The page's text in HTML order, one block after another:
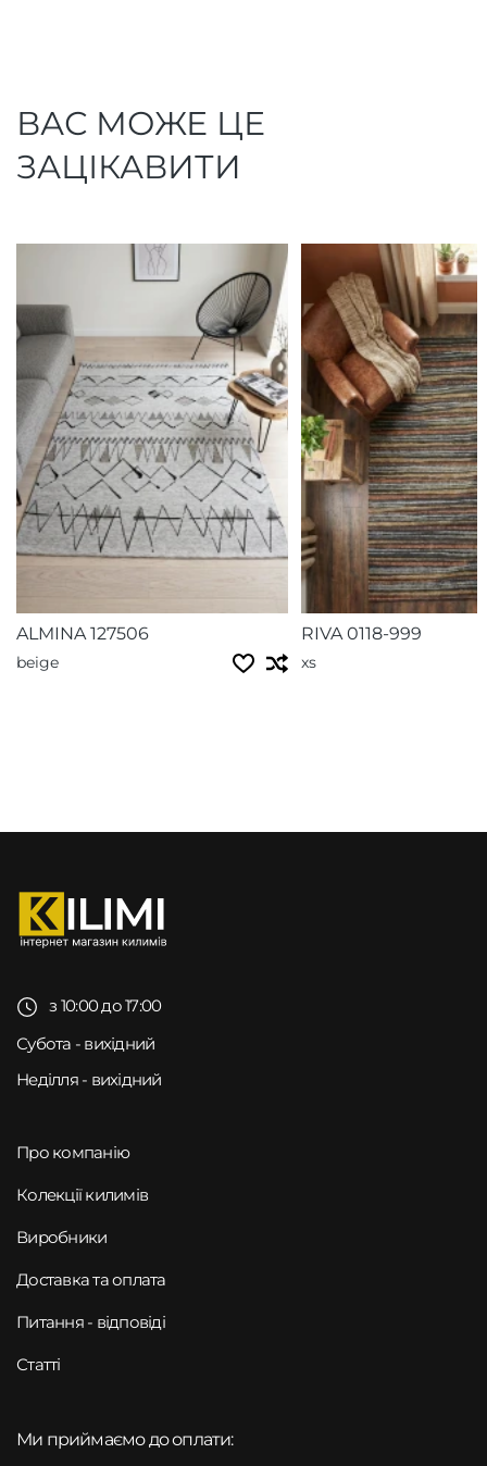
ВАС МОЖЕ ЦЕ
ЗАЦІКАВИТИ
ALMINA 127506
beige
RIVA 0118-999
xs
з 10:00 до 17:00
Субота - вихідний
Неділля - вихідний
Про компанію
Колекції килимів
Виробники
Доставка та оплата
Питання - відповіді
Статті
Ми приймаємо до оплати: